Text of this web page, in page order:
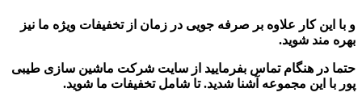
و با این کار علاوه بر صرفه جویی در زمان از تخفیفات ویژه ما نیز
بهره مند شوید.
حتما در هنگام تماس بفرمایید از سایت شرکت ماشین سازی طیبی
پور با این مجموعه آشنا شدید. تا شامل تخفیفات ما شوید.